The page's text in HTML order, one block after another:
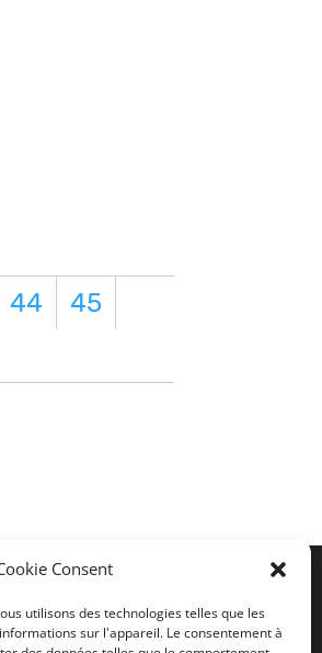
Consent
utilisons des technologies telles que les
sur l'appareil. Le consentement à
44
45